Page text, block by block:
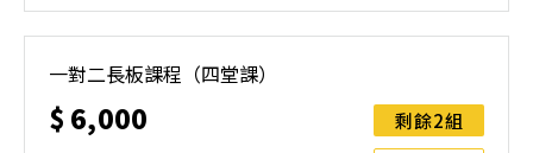
一對二長板課程（四堂課）
$ 6,000
剩餘2組